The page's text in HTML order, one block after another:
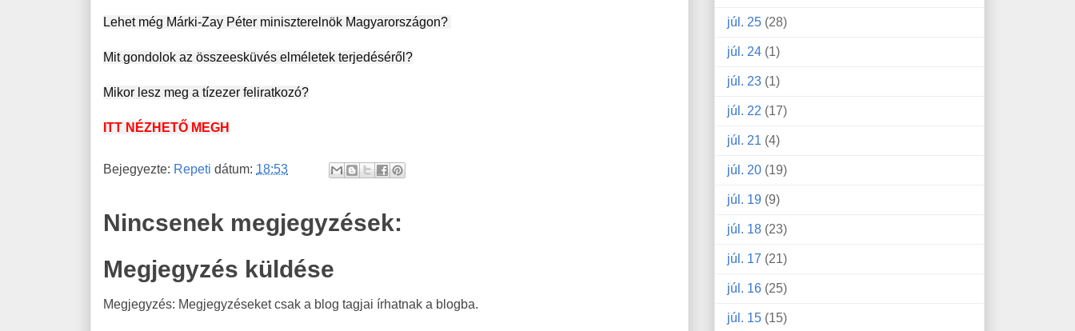
Mikor lesz meg a tízezer feliratkozó?
ITT NÉZHETŐ MEGH
Bejegyezte: Repeti dátum: 18:53
Nincsenek megjegyzések:
Megjegyzés küldése
Megjegyzés: Megjegyzéseket csak a blog tagjai írhatnak a blogba.
júl. 25 (28)
júl. 24 (1)
júl. 23 (1)
júl. 22 (17)
júl. 21 (4)
júl. 20 (19)
júl. 19 (9)
júl. 18 (23)
júl. 17 (21)
júl. 16 (25)
júl. 15 (15)